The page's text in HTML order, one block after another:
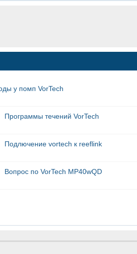
у помп VorTech
Программы течений VorTech
Подлючение vortech к reeflink
Вопрос по VorTech MP40wQD